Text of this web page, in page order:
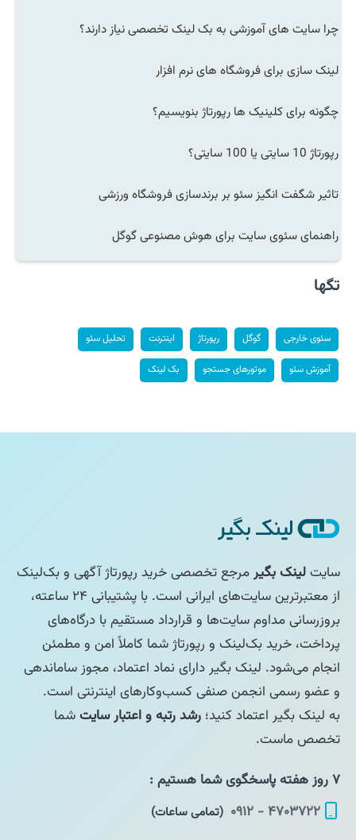
چرا سایت های آموزشی به بک لینک تخصصی نیاز دارند؟
لینک سازی برای فروشگاه های نرم افزار
چگونه برای کلینیک ها رپورتاژ بنویسیم؟
رپورتاژ 10 سایتی یا 100 سایتی؟
تاثیر شگفت انگیز سئو بر برندسازی فروشگاه ورزشی
راهنمای سئوی سایت برای هوش مصنوعی گوگل
تگها
سئوی خارجی گوگل رپورتاژ اینترنت تحلیل سئو
آموزش سئو موتورهای جستجو بک لینک
سایتلینک بگیرمرجع تخصصی خرید رپورتاژ آگهی و بک‌لینک
از معتبرترین سایت‌های ایرانی است. با پشتیبانی ۲۴ ساعته،
بروزرسانی مداوم سایت‌ها و قرارداد مستقیم با درگاه‌های
پرداخت، خرید بک‌لینک و رپورتاژ شما کاملاً امن و مطمئن
انجام می‌شود. لینک بگیر دارای نماد اعتماد، مجوز ساماندهی
و عضو رسمی انجمن صنفی کسب‌وکارهای اینترنتی است.
به لینک بگیر اعتماد کنید؛ رشد رتبه و اعتبار سایتشما
تخصص ماست.
۷ روز هفته پاسخگوی شما هستیم :
۴۷۰۳۷۲۲ - ۰۹۱۲
(تمامی ساعات)